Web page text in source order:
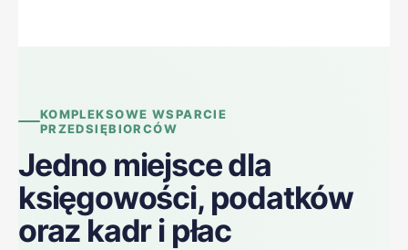
KOMPLEKSOWE WSPARCIE
PRZEDSIĘBIORCÓW
Jedno miejsce dla
księgowości, podatków
oraz kadr i płac